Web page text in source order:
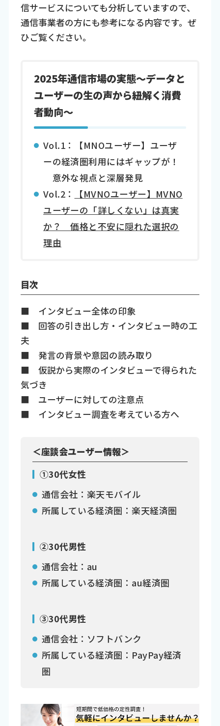
信サービスについても分析していますので、
通信事業者の方にも参考になる内容です。ぜ
ひご覧ください。
2025年通信市場の実態～データと
ユーザーの生の声から紐解く消費
者動向～
Vol.1：【MNOユーザー】ユーザ
ーの経済圏利用にはギャップが！
意外な視点と深層発見
Vol.2：
【MVNOユーザー】MVNO
ユーザーの「詳しくない」は真実
か？ 価格と不安に隠れた選択の
理由
目次
■ インタビュー全体の印象
■ 回答の引き出し方・インタビュー時の工
夫
■ 発言の背景や意図の読み取り
■ 仮説から実際のインタビューで得られた
気づき
■ ユーザーに対しての注意点
■ インタビュー調査を考えている方へ
＜座談会ユーザー情報＞
①30代女性
通信会社：楽天モバイル
所属している経済圏：楽天経済圏
②30代男性
通信会社：au
所属している経済圏：au経済圏
③30代男性
通信会社：ソフトバンク
所属している経済圏：PayPay経済
圏